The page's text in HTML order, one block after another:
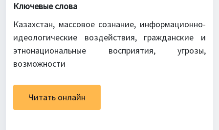
Ключевые слова
Казахстан, массовое сознание, информационно-
идеологические воздействия, гражданские и
этнонациональные восприятия, угрозы,
возможности
Читать онлайн